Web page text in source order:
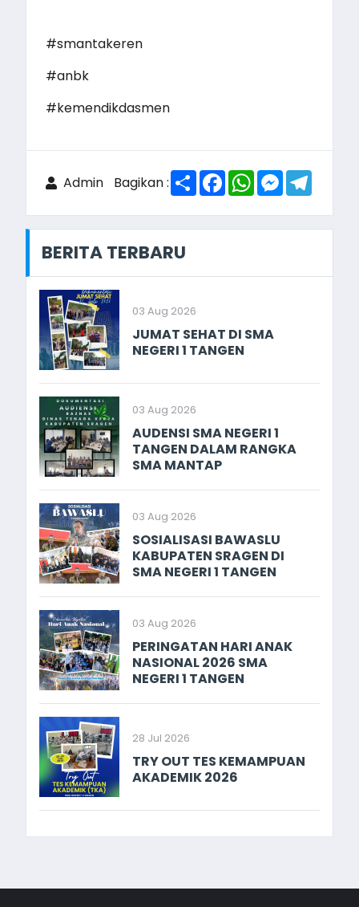
#smantakeren
#anbk
#kemendikdasmen
Admin Bagikan : ShareFacebook
WhatsAppMessenger
BERITA TERBARU
03 Aug 2026
JUMAT SEHAT DI SMA
NEGERI 1 TANGEN
03 Aug 2026
AUDENSI SMA NEGERI 1
TANGEN DALAM RANGKA
SMA MANTAP
03 Aug 2026
SOSIALISASI BAWASLU
KABUPATEN SRAGEN DI
SMA NEGERI 1 TANGEN
03 Aug 2026
PERINGATAN HARI ANAK
NASIONAL 2026 SMA
NEGERI 1 TANGEN
28 Jul 2026
TRY OUT TES KEMAMPUAN
AKADEMIK 2026